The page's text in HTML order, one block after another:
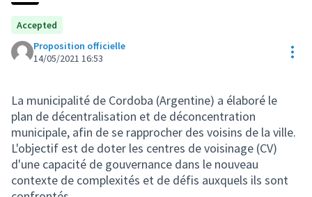
Accepted
Proposition officielle
14/05/2021 16:53
La municipalité de Cordoba (Argentine) a élaboré le
plan de décentralisation et de déconcentration
municipale, afin de se rapprocher des voisins de la ville.
L'objectif est de doter les centres de voisinage (CV)
d'une capacité de gouvernance dans le nouveau
contexte de complexités et de défis auxquels ils sont